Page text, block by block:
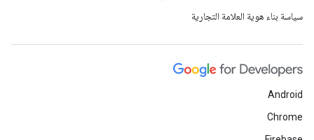
سياسة بناء هوية العلامة التجارية
Android
Chrome